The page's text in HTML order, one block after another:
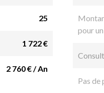
25
1 722 €
2 760 € / An
pour
Pas de